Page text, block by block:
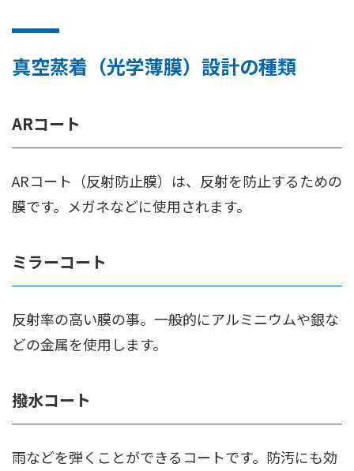
真空蒸着（光学薄膜）設計の種類
ARコート
ARコート（反射防止膜）は、反射を防止するための
膜です。メガネなどに使用されます。
ミラーコート
反射率の高い膜の事。一般的にアルミニウムや銀な
どの金属を使用します。
撥水コート
雨などを弾くことができるコートです。防汚にも効